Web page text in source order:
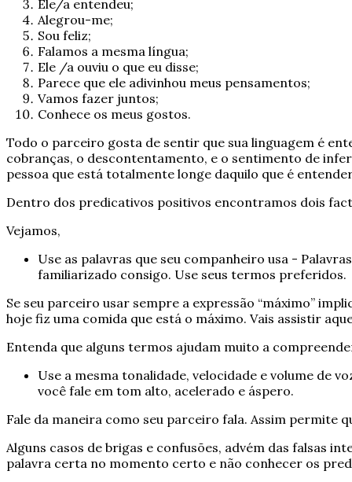
Ele/a entendeu;
Alegrou-me;
Sou feliz;
Falamos a mesma língua;
Ele /a ouviu o que eu disse;
Parece que ele adivinhou meus pensamentos;
Vamos fazer juntos;
Conhece os meus gostos.
Todo o parceiro gosta de sentir que sua linguagem é
cobranças, o descontentamento, e o sentimento de
pessoa que está totalmente longe daquilo que é
Dentro dos predicativos positivos encontramos dois
Vejamos,
Use as palavras que seu companheiro usa -
familiarizado consigo. Use seus termos preferidos.
Se seu parceiro usar sempre a expressão “máximo”
hoje fiz uma comida que está o máximo. Vais assistir
Entenda que alguns termos ajudam muito a
Use a mesma tonalidade, velocidade e volume de
você fale em tom alto, acelerado e áspero.
Fale da maneira como seu parceiro fala. Assim permite
Alguns casos de brigas e confusões, advém das falsas
palavra certa no momento certo e não conhecer os